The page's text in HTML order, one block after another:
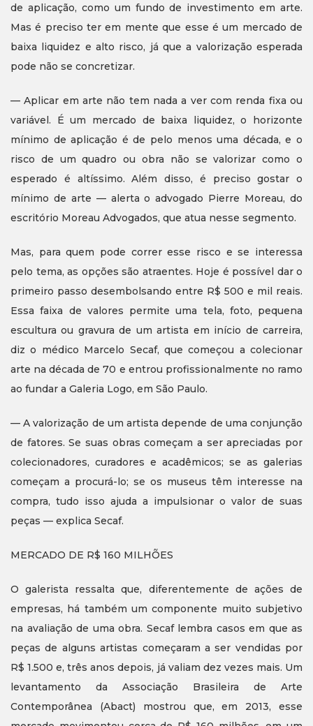
de aplicação, como um fundo de investimento em arte.
Mas é preciso ter em mente que esse é um mercado de
baixa liquidez e alto risco, já que a valorização esperada
pode não se concretizar.
— Aplicar em arte não tem nada a ver com renda fixa ou
variável. É um mercado de baixa liquidez, o horizonte
mínimo de aplicação é de pelo menos uma década, e o
risco de um quadro ou obra não se valorizar como o
esperado é altíssimo. Além disso, é preciso gostar o
mínimo de arte — alerta o advogado Pierre Moreau, do
escritório Moreau Advogados, que atua nesse segmento.
Mas, para quem pode correr esse risco e se interessa
pelo tema, as opções são atraentes. Hoje é possível dar o
primeiro passo desembolsando entre R$ 500 e mil reais.
Essa faixa de valores permite uma tela, foto, pequena
escultura ou gravura de um artista em início de carreira,
diz o médico Marcelo Secaf, que começou a colecionar
arte na década de 70 e entrou profissionalmente no ramo
ao fundar a Galeria Logo, em São Paulo.
— A valorização de um artista depende de uma conjunção
de fatores. Se suas obras começam a ser apreciadas por
colecionadores, curadores e acadêmicos; se as galerias
começam a procurá-lo; se os museus têm interesse na
compra, tudo isso ajuda a impulsionar o valor de suas
peças — explica Secaf.
MERCADO DE R$ 160 MILHÕES
O galerista ressalta que, diferentemente de ações de
empresas, há também um componente muito subjetivo
na avaliação de uma obra. Secaf lembra casos em que as
peças de alguns artistas começaram a ser vendidas por
R$ 1.500 e, três anos depois, já valiam dez vezes mais. Um
levantamento da Associação Brasileira de Arte
Contemporânea (Abact) mostrou que, em 2013, esse